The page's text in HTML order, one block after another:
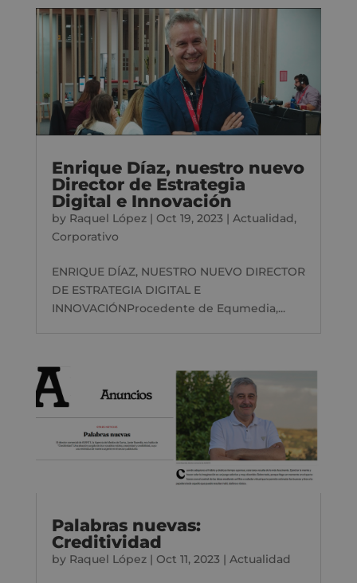
Enrique Díaz, nuestro nuevo
Director de Estrategia
Digital e Innovación
by Raquel López| Oct 19, 2023| Actualidad,
Corporativo
ENRIQUE DÍAZ, NUESTRO NUEVO DIRECTOR
DE ESTRATEGIA DIGITAL E
INNOVACIÓNProcedente de Equmedia,...
Palabras nuevas:
Creditividad
by Raquel López| Oct 11, 2023| Actualidad